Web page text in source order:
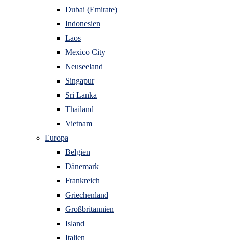
Dubai (Emirate)
Indonesien
Laos
Mexico City
Neuseeland
Singapur
Sri Lanka
Thailand
Vietnam
Europa
Belgien
Dänemark
Frankreich
Griechenland
Großbritannien
Island
Italien